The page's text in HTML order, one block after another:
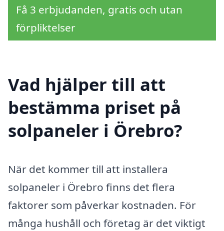
Få 3 erbjudanden, gratis och utan
förpliktelser
Vad hjälper till att
bestämma priset på
solpaneler i Örebro?
När det kommer till att installera
solpaneler i Örebro finns det flera
faktorer som påverkar kostnaden. För
många hushåll och företag är det viktigt